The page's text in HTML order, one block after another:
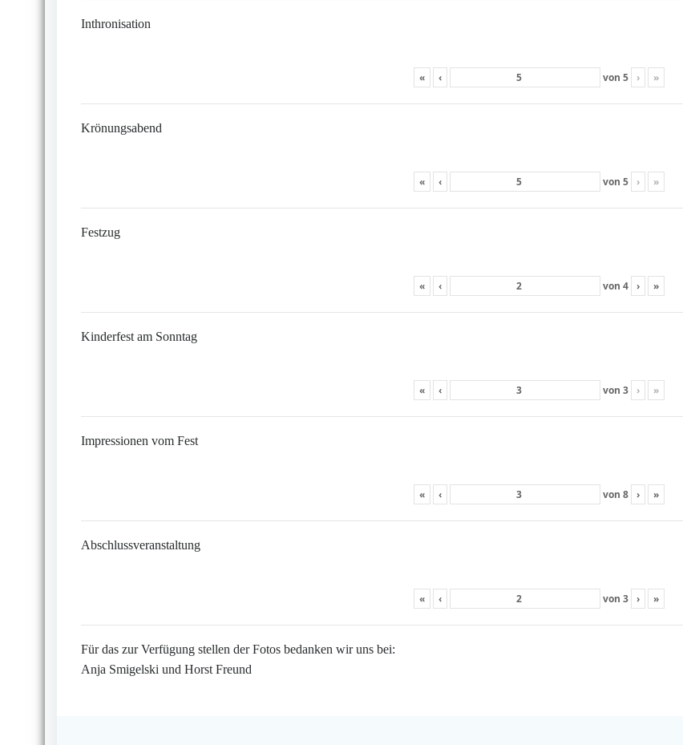
Inthronisation
« ‹ von 5 › »
Krönungsabend
« ‹ von 5 › »
Festzug
« ‹ von 4 › »
Kinderfest am Sonntag
« ‹ von 3 › »
Impressionen vom Fest
« ‹ von 8 › »
Abschlussveranstaltung
« ‹ von 3 › »
Für das zur Verfügung stellen der Fotos bedanken wir uns bei:
Anja Smigelski und Horst Freund